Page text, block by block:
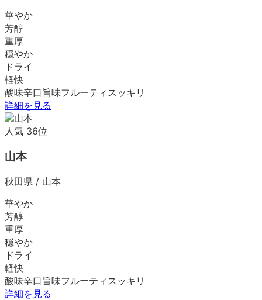
華やか
芳醇
重厚
穏やか
ドライ
軽快
酸味辛口 旨味フルーティ スッキリ
詳細を見る
人気 36位
山本
秋田県 / 山本
華やか
芳醇
重厚
穏やか
ドライ
軽快
酸味辛口 旨味フルーティ スッキリ
詳細を見る